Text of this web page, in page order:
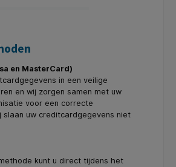
en MasterCard)
in een veilige
en wij zorgen samen met uw
voor een correcte
slaan uw creditcardgegevens niet
kunt u direct tijdens het